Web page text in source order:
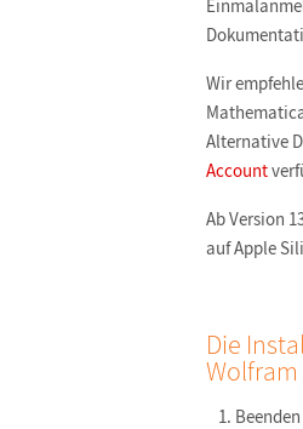
Wir
Alternative
Account
Ab Version
auf Apple
Die